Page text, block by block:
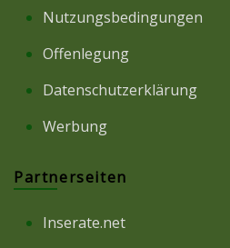
Nutzungsbedingungen
Offenlegung
Datenschutzerklärung
Werbung
Partnerseiten
Inserate.net